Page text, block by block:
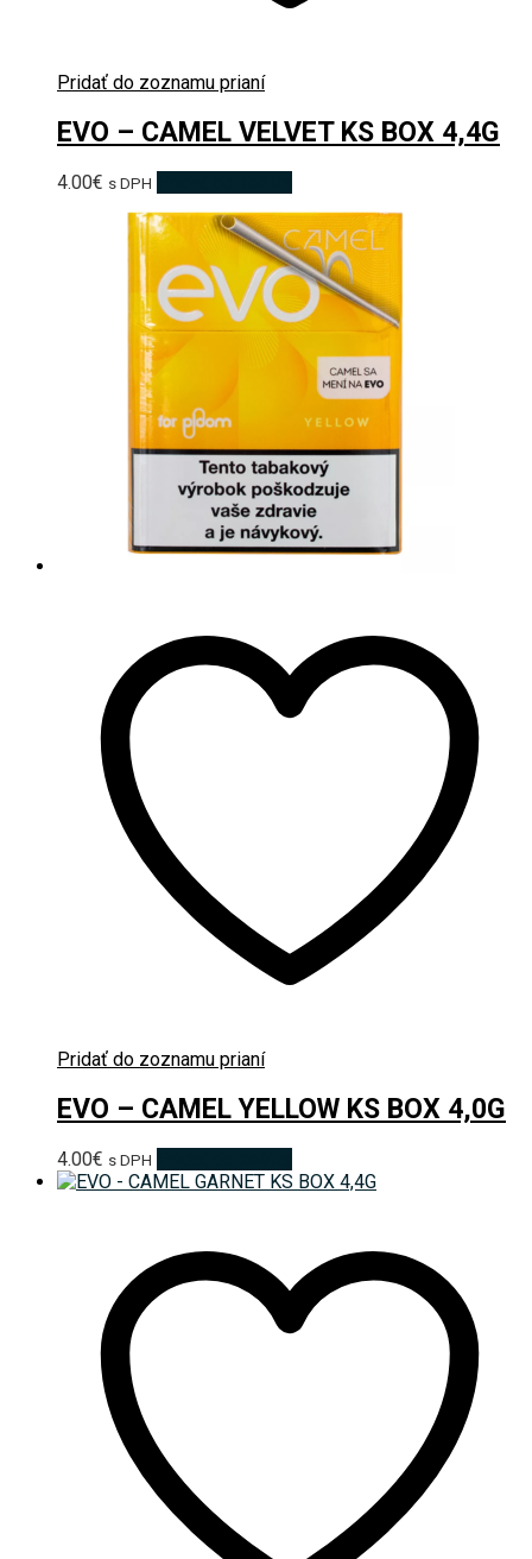
Pridať do zoznamu prianí
EVO – CAMEL VELVET KS BOX 4,4G
4.00€ s DPH
Pridať do zoznamu prianí
EVO – CAMEL YELLOW KS BOX 4,0G
4.00€ s DPH